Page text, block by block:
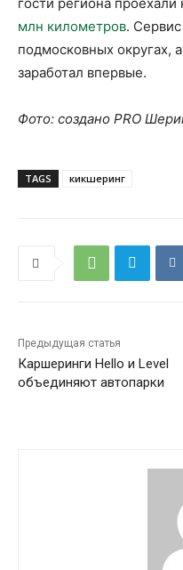
млн километров.
подмосковных округах,
заработал впервые.
Фото: создано PRO
TAGS кикшеринг
Предыдущая статья
Каршеринги Hello и Level
объединяют автопарки